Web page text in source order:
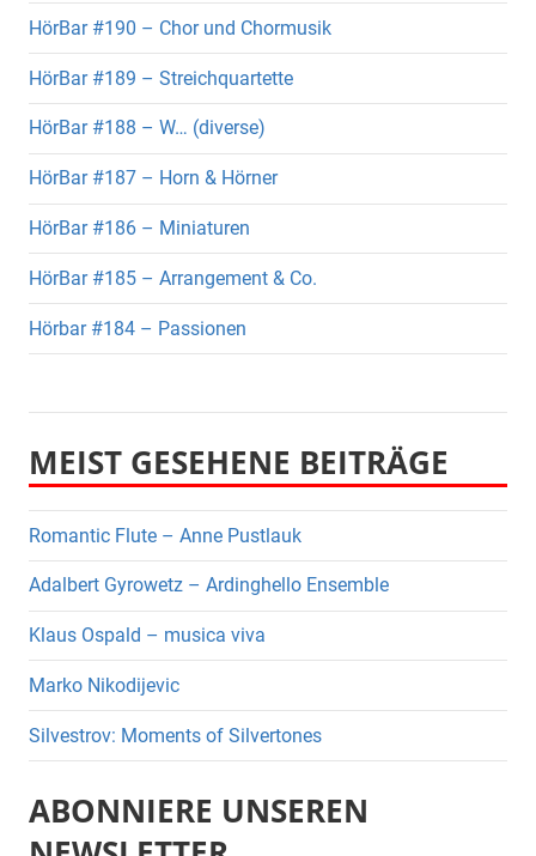
HörBar #190 – Chor und Chormusik
HörBar #189 – Streichquartette
HörBar #188 – W… (diverse)
HörBar #187 – Horn & Hörner
HörBar #186 – Miniaturen
HörBar #185 – Arrangement & Co.
Hörbar #184 – Passionen
MEIST GESEHENE BEITRÄGE
Romantic Flute – Anne Pustlauk
Adalbert Gyrowetz – Ardinghello Ensemble
Klaus Ospald – musica viva
Marko Nikodijevic
Silvestrov: Moments of Silvertones
ABONNIERE UNSEREN